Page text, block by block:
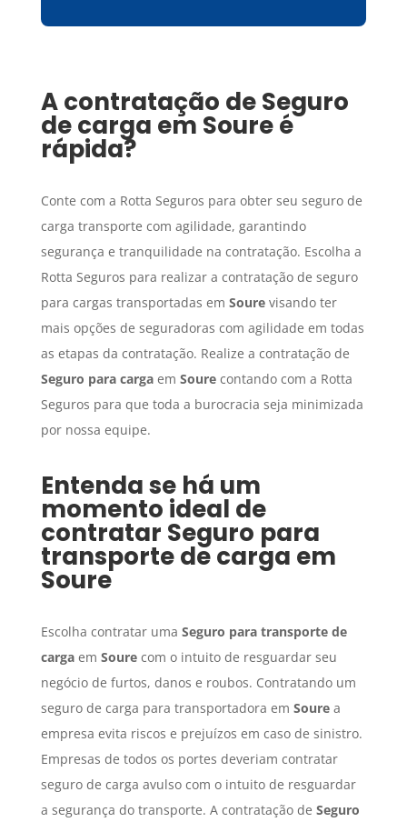
A contratação deSeguro
de carga em Soureé
rápida?
Conte com a Rotta Seguros para obter seu seguro de
carga transporte com agilidade, garantindo
segurança e tranquilidade na contratação. Escolha a
Rotta Seguros para realizar a contratação de seguro
para cargas transportadas em Sourevisando ter
mais opções de seguradoras com agilidade em todas
as etapas da contratação. Realize a contratação de
Seguro para cargaem Sourecontando com a Rotta
Seguros para que toda a burocracia seja minimizada
por nossa equipe.
Entenda se há um
momento ideal de
contratar Seguro para
transporte de carga em
Soure
Escolha contratar uma Seguro para transporte de
cargaem Sourecom o intuito de resguardar seu
negócio de furtos, danos e roubos. Contratando um
seguro de carga para transportadora em Sourea
empresa evita riscos e prejuízos em caso de sinistro.
Empresas de todos os portes deveriam contratar
seguro de carga avulso com o intuito de resguardar
a segurança do transporte. A contratação de Seguro